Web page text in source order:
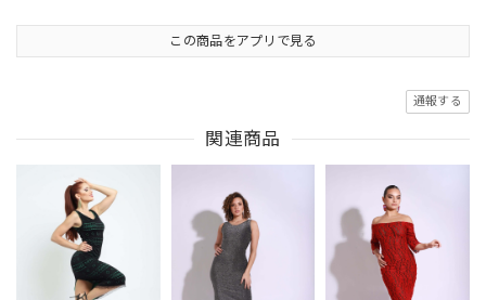
この商品をアプリで見る
通報する
関連商品